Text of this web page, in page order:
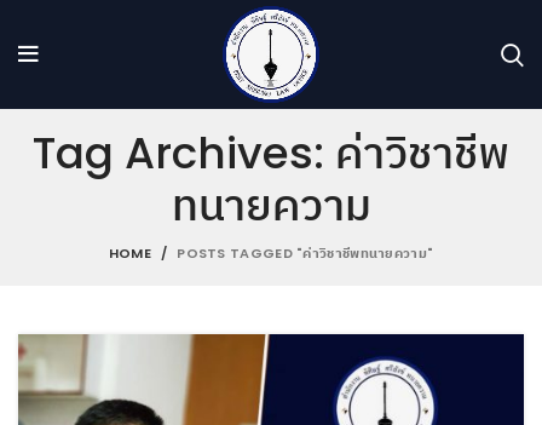
Tag Archives: ค่าวิชาชีพ
ทนายความ
HOME POSTS TAGGED "ค่าวิชาชีพทนายความ"